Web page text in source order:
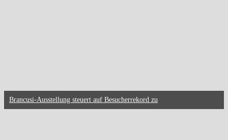
Brancusi-Ausstellung steuert auf Besucherrekord zu